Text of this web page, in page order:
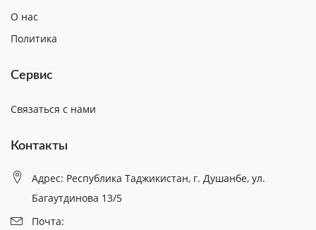
О нас
Политика
Сервис
Связаться с нами
Контакты
Адрес: Республика Таджикистан, г. Душанбе, ул.
Багаутдинова 13/5
Почта: